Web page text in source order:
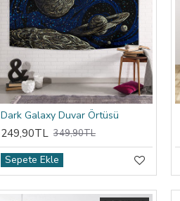
Dark Galaxy Duvar Örtüsü
249,90TL 349,90TL
Sepete Ekle